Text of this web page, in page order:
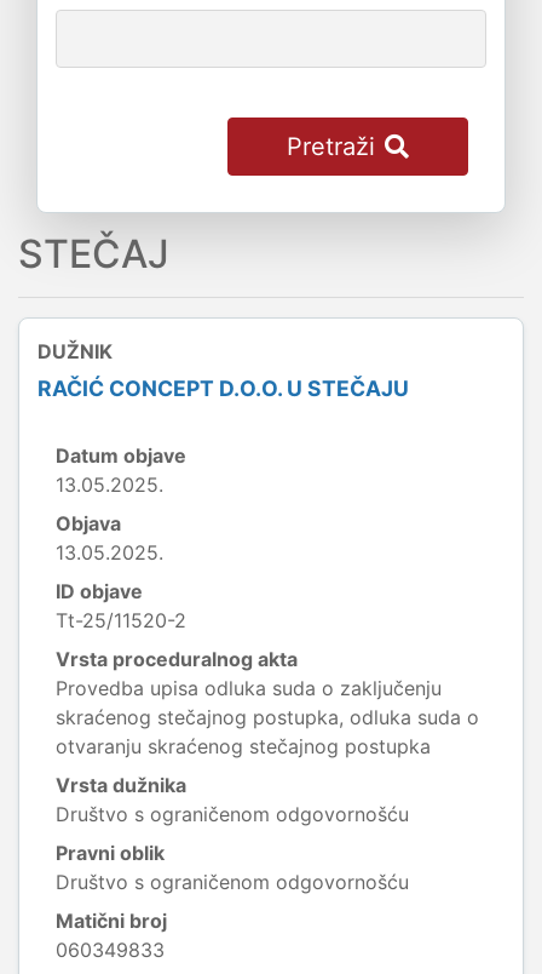
Pretraži
STEČAJ
DUŽNIK
RAČIĆ CONCEPT D.O.O. U STEČAJU
Datum objave
13.05.2025.
Objava
13.05.2025.
ID objave
Tt-25/11520-2
Vrsta proceduralnog akta
Provedba upisa odluka suda o zaključenju
skraćenog stečajnog postupka, odluka suda o
otvaranju skraćenog stečajnog postupka
Vrsta dužnika
Društvo s ograničenom odgovornošću
Pravni oblik
Društvo s ograničenom odgovornošću
Matični broj
060349833